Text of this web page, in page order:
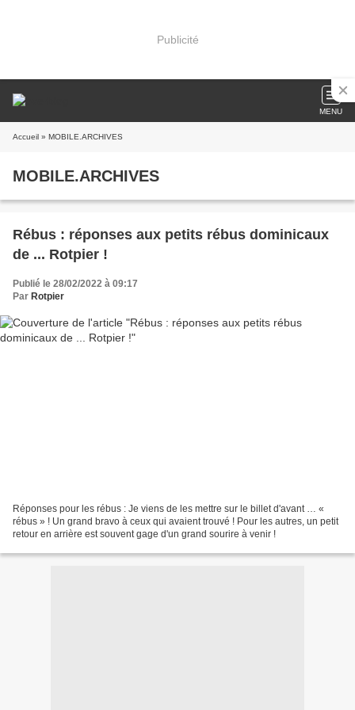
Publicité
MENU
Accueil » MOBILE.ARCHIVES
MOBILE.ARCHIVES
Rébus : réponses aux petits rébus dominicaux
de ... Rotpier !
Publié le 28/02/2022 à 09:17
Par Rotpier
Réponses pour les rébus : Je viens de les mettre sur le billet d'avant … «
rébus » ! Un grand bravo à ceux qui avaient trouvé ! Pour les autres, un petit
retour en arrière est souvent gage d'un grand sourire à venir !